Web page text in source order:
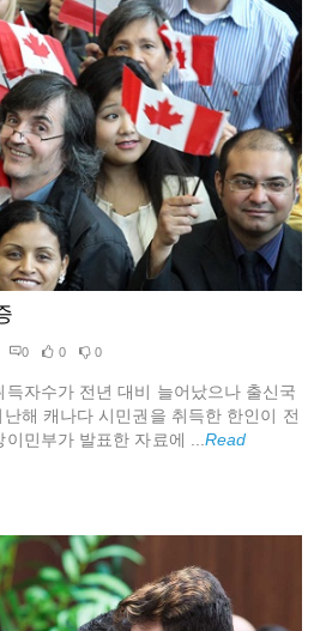
0 0 0
자수가 전년 대비 늘어났으나 출신국
해 캐나다 시민권을 취득한 한인이 전
민부가 발표한 자료에 ...Read